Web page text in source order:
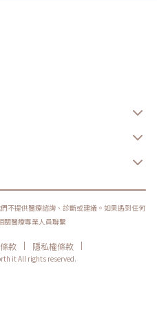
不提供醫療諮詢、診斷或建議。如果遇到任何
關醫療專業人員聯繫
款 | 隱私權條款
|
it All rights reserved.